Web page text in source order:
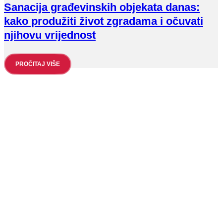
Sanacija građevinskih objekata danas:
kako produžiti život zgradama i očuvati
njihovu vrijednost
PROČITAJ VIŠE